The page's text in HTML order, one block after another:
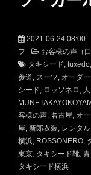
2021-06-24 08:00
フ
お客様の声（口
タキシード tuxedo
参道
スーツ オーダー
シード
ロッソネロ
客様の声 名古屋 オ
屋 新郎衣装 レンタ
横浜 ROSSONERO
東京 タキシード靴
タキシード横浜